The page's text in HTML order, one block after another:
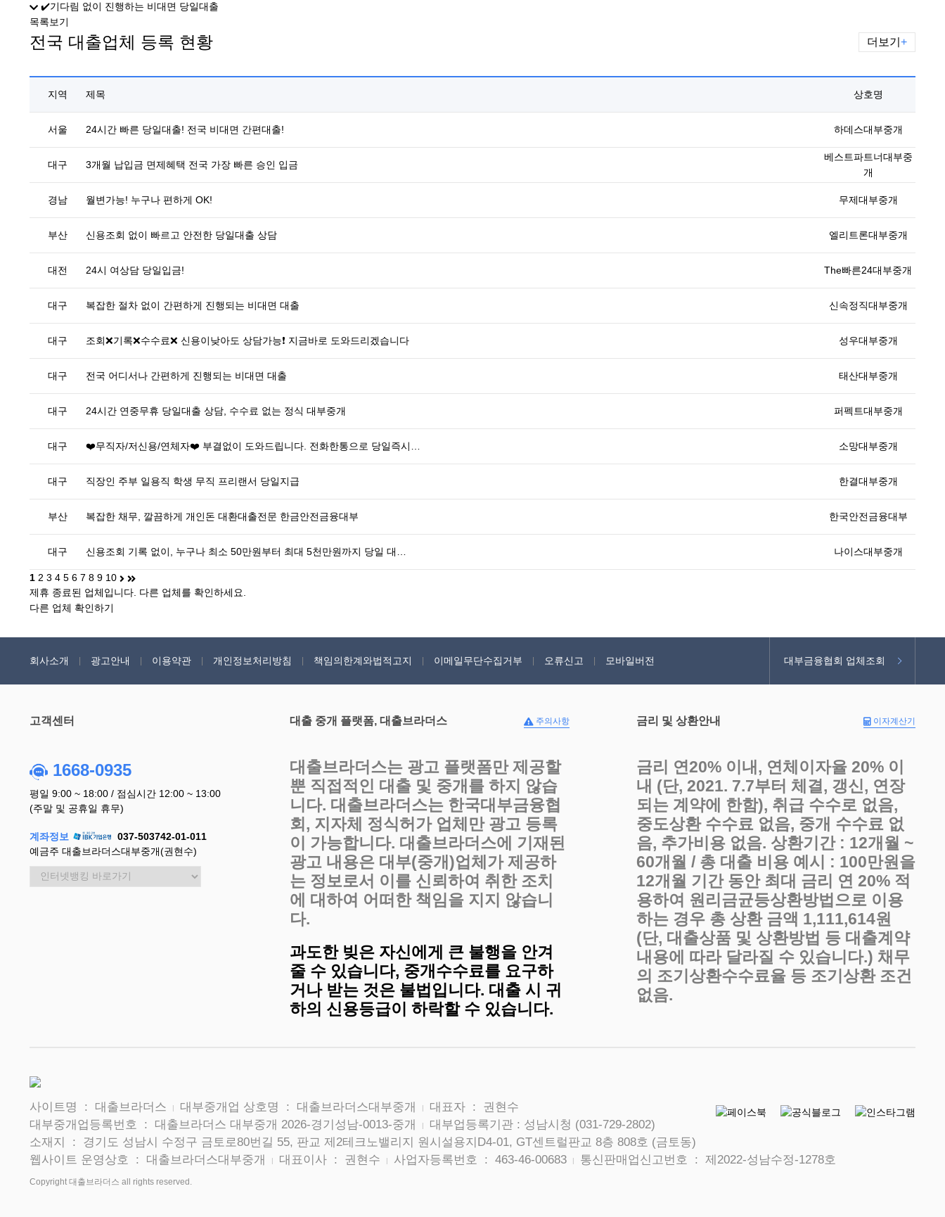
✔️기다림 없이 진행하는 비대면 당일대출
목록보기
전국 대출업체 등록 현황 더보기 +
지역 제목 상호명
서울 24시간 빠른 당일대출! 전국 비대면 간편대출! 하데스대부중개
대구 3개월 납입금 면제혜택 전국 가장 빠른 승인 입금
베스트파트너대부중
개
경남 월변가능! 누구나 편하게 OK! 무제대부중개
부산 신용조회 없이 빠르고 안전한 당일대출 상담 엘리트론대부중개
대전 24시 여상담 당일입금! The빠른24대부중개
대구 복잡한 절차 없이 간편하게 진행되는 비대면 대출 신속정직대부중개
대구 조회❌기록❌수수료❌ 신용이낮아도 상담가능❗ 지금바로 도와드리겠습니다 성우대부중개
대구 전국 어디서나 간편하게 진행되는 비대면 대출 태산대부중개
대구 24시간 연중무휴 당일대출 상담, 수수료 없는 정식 대부중개 퍼펙트대부중개
대구 ❤️무직자/저신용/연체자❤️ 부결없이 도와드립니다. 전화한통으로 당일즉시… 소망대부중개
대구 직장인 주부 일용직 학생 무직 프리랜서 당일지급 한결대부중개
부산 복잡한 채무, 깔끔하게 개인돈 대환대출전문 한금안전금융대부 한국안전금융대부
대구 신용조회 기록 없이, 누구나 최소 50만원부터 최대 5천만원까지 당일 대… 나이스대부중개
1 2 3 4 5 6 7 8 9 10
제휴 종료된 업체입니다. 다른 업체를 확인하세요.
다른 업체 확인하기
회사소개 광고안내 이용약관 개인정보처리방침 책임의한계와법적고지 이메일무단수집거부 오류신고 모바일버전 대부금융협회 업체조회
고객센터
1668-0935
평일 9:00 ~ 18:00 / 점심시간 12:00 ~ 13:00
(주말 및 공휴일 휴무)
계좌정보
037-503742-01-011
예금주 대출브라더스대부중개(권현수)
대출 중개 플랫폼, 대출브라더스 주의사항
대출브라더스는 광고 플랫폼만 제공할
뿐 직접적인 대출 및 중개를 하지 않습
니다. 대출브라더스는 한국대부금융협
회, 지자체 정식허가 업체만 광고 등록
이 가능합니다. 대출브라더스에 기재된
광고 내용은 대부(중개)업체가 제공하
는 정보로서 이를 신뢰하여 취한 조치
에 대하여 어떠한 책임을 지지 않습니
다.
과도한 빚은 자신에게 큰 불행을 안겨
줄 수 있습니다, 중개수수료를 요구하
거나 받는 것은 불법입니다. 대출 시 귀
하의 신용등급이 하락할 수 있습니다.
금리 및 상환안내 이자계산기
금리 연20% 이내, 연체이자율 20% 이
내 (단, 2021. 7.7부터 체결, 갱신, 연장
되는 계약에 한함), 취급 수수로 없음,
중도상환 수수료 없음, 중개 수수료 없
음, 추가비용 없음. 상환기간 : 12개월 ~
60개월 / 총 대출 비용 예시 : 100만원을
12개월 기간 동안 최대 금리 연 20% 적
용하여 원리금균등상환방법으로 이용
하는 경우 총 상환 금액 1,111,614원
(단, 대출상품 및 상환방법 등 대출계약
내용에 따라 달라질 수 있습니다.) 채무
의 조기상환수수료율 등 조기상환 조건
없음.
사이트명 : 대출브라더스 | 대부중개업 상호명 : 대출브라더스대부중개 |
대표자 : 권현수
대부중개업등록번호 : 대출브라더스 대부중개 2026-경기성남-0013-중개
|
대부업등록기관 : 성남시청 (031-729-2802)
소재지 : 경기도 성남시 수정구 금토로80번길 55, 판교 제2테크노밸리지 원시설용지D4-01, GT센트럴판교 8층 808호 (금토동)
웹사이트 운영상호 : 대출브라더스대부중개
| 대표이사 : 권현수 | 사업자등록번호 : 463-46-00683 | 통신판매업신고번호 : 제2022-성남수정-1278호
Copyright 대출브라더스 all rights reserved.